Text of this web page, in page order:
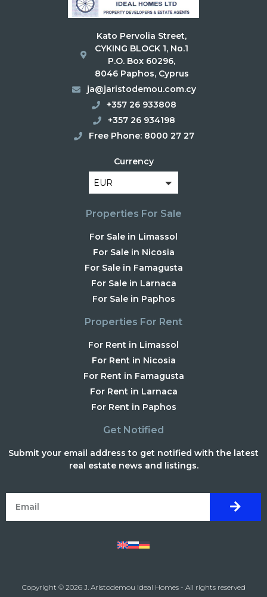
Kato Pervolia Street,
CYKING BLOCK 1, No.1
P.O. Box 60296,
8046 Paphos, Cyprus
ja@jaristodemou.com.cy
+357 26 933808
+357 26 934198
Free Phone: 8000 27 27
Currency
EUR
Properties For Sale
For Sale in Limassol
For Sale in Nicosia
For Sale in Famagusta
For Sale in Larnaca
For Sale in Paphos
Properties For Rent
For Rent in Limassol
For Rent in Nicosia
For Rent in Famagusta
For Rent in Larnaca
For Rent in Paphos
Get Notified
Submit your email address to get notified with the latest
real estate news and listings.
Copyright © 2026 J. Aristodemou Ideal Homes - All rights reserved